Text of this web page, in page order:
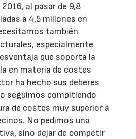
al pasar de 9,8
a 4,5 millones en
también
especialmente
que soporta la
en materia de costes
ha hecho sus deberes
seguimos compitiendo
de costes muy superior a
No pedimos una
sino dejar de competir